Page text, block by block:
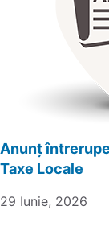
Anunț
Taxe Locale
29 Iunie, 2026